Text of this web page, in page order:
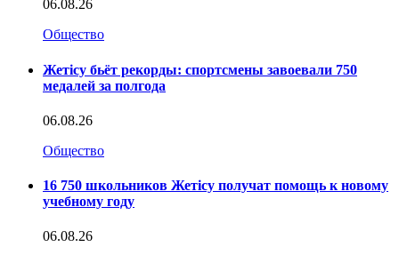
06.08.26
Общество
Жетісу бьёт рекорды: спортсмены завоевали 750
медалей за полгода
06.08.26
Общество
16 750 школьников Жетісу получат помощь к новому
учебному году
06.08.26